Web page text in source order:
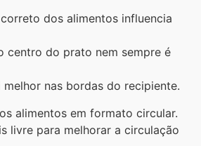
dos alimentos influencia
centro do prato nem sempre é
nas bordas do recipiente.
alimentos em formato circular.
livre para melhorar a circulação